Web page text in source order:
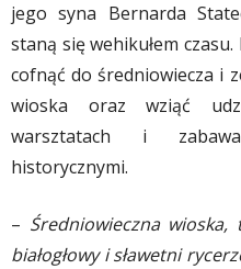
jego syna Bernarda
staną się wehikułem
cofnąć do średniowiecza i
wioska oraz wziąć
warsztatach i
historycznymi.
– Średniowieczna
białogłowy i sławetni